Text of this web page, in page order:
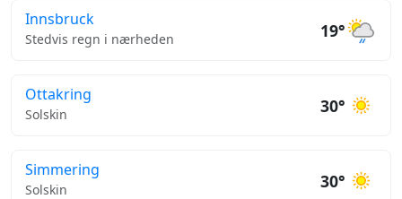
Innsbruck
Stedvis regn i nærheden 19°
Ottakring
Solskin 30°
Simmering
Solskin 30°